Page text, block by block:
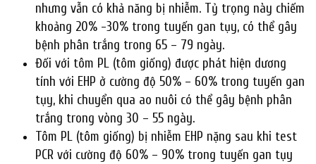
nhưng vẫn có khả năng bị nhiễm. Tỷ trọng này chiếm
khoảng 20% -30% trong tuyến gan tụy, có thể gây
bệnh phân trắng trong 65 – 79 ngày.
Đối với tôm PL (tôm giống) được phát hiện dương
tính với EHP ở cường độ 50% – 60% trong tuyến gan
tụy, khi chuyển qua ao nuôi có thể gây bệnh phân
trắng trong vòng 30 – 55 ngày.
Tôm PL (tôm giống) bị nhiễm EHP nặng sau khi test
PCR với cường độ 60% – 90% trong tuyến gan tụy